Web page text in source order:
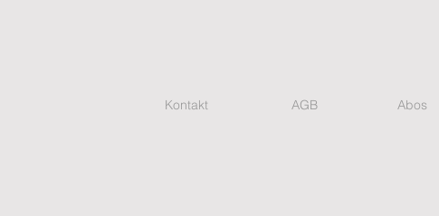
Kontakt AGB Abos